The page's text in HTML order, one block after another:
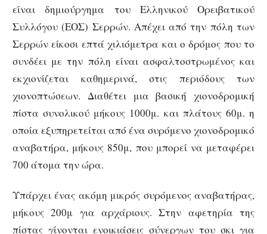
είναι δημιούργημα του Ελληνικού Ορειβατικού
Συλλόγου (ΕΟΣ) Σερρών. Απέχει από την πόλη των
Σερρών είκοσι επτά χιλιόμετρα και ο δρόμος που το
συνδέει με την πόλη είναι ασφαλτοστρωμένος και
εκχιονίζεται καθημερινά, στις περιόδους των
χιονοπτώσεων. Διαθέτει μια βασική χιονοδρομική
πίστα συνολικού μήκους 1000μ. και πλάτους 60μ. η
οποία εξυπηρετείται από ένα συρόμενο χιονοδρομικό
αναβατήρα, μήκους 850μ, που μπορεί να μεταφέρει
700 άτομα την ώρα.
Υπάρχει ένας ακόμη μικρός συρόμενος αναβατήρας,
μήκους 200μ για αρχάριους. Στην αφετηρία της
πίστας γίνονται ενοικιάσεις σύνεργων του σκι για